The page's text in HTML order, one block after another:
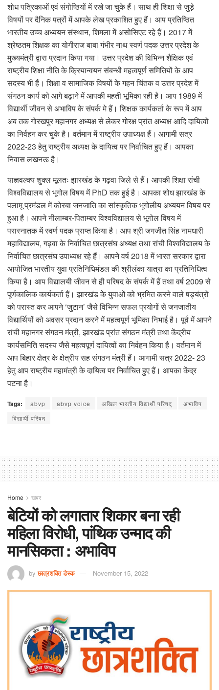
शोध पत्रिकाओं एवं संगोष्ठियों में रखे जा चुके हैं। साथ ही शिक्षा से जुड़े
विषयों पर दैनिक पत्रों में आपके लेख प्रकाशित हुए हैं। आप प्रतिष्ठित
भारतीय उच्च अध्ययन संस्थान, शिमला में असोसिएट रहे हैं। 2017 में
श्रेष्ठतम शिक्षक का योगीराज बाबा गंभीर नाथ स्वर्ण पदक उत्तर प्रदेश के
मुख्यमंत्री द्वारा प्रदान किया गया। उत्तर प्रदेश की विभिन्न शैक्षिक एवं
राष्ट्रीय शिक्षा नीति के क्रियान्वयन संबन्धी महत्वपूर्ण समितियों के आप
सदस्य भी हैं। शिक्षा व सामाजिक विषयों के गहन चिंतक व उत्तर प्रदेश में
संगठन कार्य को आगे बढ़ाने में आपकी महती भूमिका रही है। आप 1989 में
विद्यार्थी जीवन से अभाविप के संपर्क मे हैं। शिक्षक कार्यकर्ता के रूप में आप
अब तक गोरखपुर महानगर अध्यक्ष से लेकर गोरक्ष प्रांत अध्यक्ष आदि दायित्वों
का निर्वहन कर चुके है। वर्तमान में राष्ट्रीय उपाध्यक्ष हैं। आगामी सत्र
2022-23 हेतु राष्ट्रीय अध्यक्ष के दायित्व पर निर्वाचित हुए हैं। आपका
निवास लखनऊ है।
याज्ञवल्क्य शुक्ल मूलतः झारखंड के गढ़वा जिले से हैं। आपकी शिक्षा रांची
विश्वविद्यालय से भूगोल विषय में PhD तक हुई है। आपका शोध झारखंड के
पलामू प्रमंडल में कोरबा जनजाति का सांस्कृतिक भूगोलीय अध्ययन विषय पर
हुआ है। आपने नीलाम्बर-पिताम्बर विश्वविद्यालय से भूगोल विषय में
परास्नातक में स्वर्ण पदक प्राप्त किया है। आप श्री जगजीत सिंह नामधारी
महाविद्यालय, गढ़वा के निर्वाचित छात्रसंघ अध्यक्ष तथा रांची विश्वविद्यालय के
निर्वाचित छात्रसंघ उपाध्यक्ष रहे हैं। आपने वर्ष 2018 में भारत सरकार द्वारा
आयोजित भारतीय युवा प्रतिनिधिमंडल की श्रीलंका यात्रा का प्रतिनिधित्व
किया है। आप विद्यालयी जीवन से ही परिषद के संपर्क में हैं तथा वर्ष 2009 से
पूर्णकालिक कार्यकर्ता हैं। झारखंड के युवाओं को भ्रमित करने वाले षड्यंत्रों
को परास्त कर आपने ‘जुटान’ जैसे विभिन्न सफल प्रयोगों से जनजातीय
विद्यार्थियों को अवसर प्रदान करने में महत्वपूर्ण भूमिका निभाई है। पूर्व में आपने
रांची महानगर संगठन मंत्री, झारखंड प्रांत संगठन मंत्री तथा केंद्रीय
कार्यसमिति सदस्य जैसे महत्वपूर्ण दायित्वों का निर्वहन किया है। वर्तमान में
आप बिहार क्षेत्र के क्षेत्रीय सह संगठन मंत्री हैं। आगामी सत्र 2022- 23
हेतु आप राष्ट्रीय महामंत्री के दायित्व पर निर्वाचित हुए हैं। आपका केंद्र
पटना है।
Tags: abvp abvp voice अखिल भारतीय विद्यार्थी परिषद्
अभाविप
विद्यार्थी परिषद
Home खबर
बेटियों को लगातार शिकार बना रही
महिला विरोधी, पांथिक उन्माद की
मानसिकता : अभाविप
by छात्रशक्ति डेस्क November 15, 2022